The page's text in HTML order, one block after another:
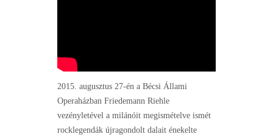
2015. augusztus 27-én a Bécsi Állami
Operaházban Friedemann Riehle
vezényletével a milánóit megismételve ismét
rocklegendák újragondolt dalait énekelte